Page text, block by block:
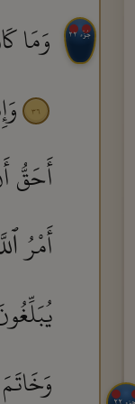
٢٢
جُزْء ٢٢ وَمَا
٣٦
أَحَقُّ
أَمْرُ